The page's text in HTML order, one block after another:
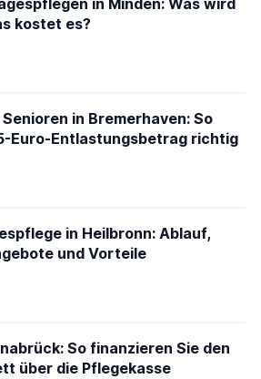
kostet es?
in Bremerhaven: So
Euro-Entlastungsbetrag richtig
in Heilbronn: Ablauf,
und Vorteile
So finanzieren Sie den
über die Pflegekasse